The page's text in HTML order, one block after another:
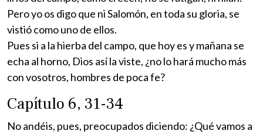
Pero yo os digo que ni Salomón, en toda su gloria, se
vistió como uno de ellos.
Pues si a la hierba del campo, que hoy es y mañana se
echa al horno, Dios así la viste, ¿no lo hará mucho más
con vosotros, hombres de poca fe?
Capítulo 6, 31-34
No andéis, pues, preocupados diciendo: ¿Qué vamos a